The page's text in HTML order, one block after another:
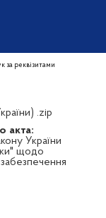
за реквізитами
.zip
акта:
України
щодо